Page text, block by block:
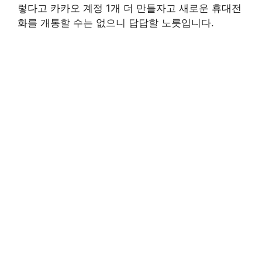
렇다고 카카오 계정 1개 더 만들자고 새로운 휴대전
화를 개통할 수는 없으니 답답할 노릇입니다.